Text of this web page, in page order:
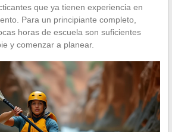
que ya tienen experiencia en
Para un principiante completo,
horas de escuela son suficientes
y comenzar a planear.